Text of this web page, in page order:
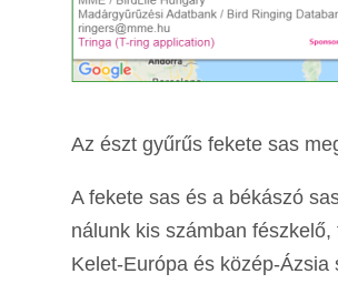
Az észt gyűrűs fekete sas
A fekete sas és a békászó
nálunk kis számban
Kelet-Európa és közép-